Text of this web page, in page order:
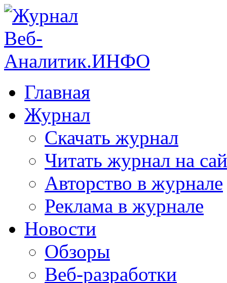
Главная
Журнал
Скачать журнал
Читать журнал на
Авторство в журнале
Реклама в журнале
Новости
Обзоры
Веб-разработки